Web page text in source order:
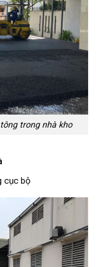
trong nhà kho
cục bộ